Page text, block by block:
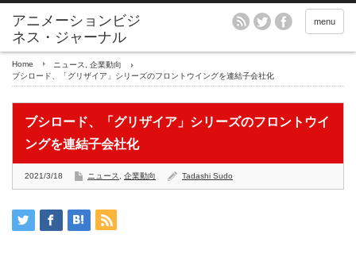
アニメーションビジ
ネス・ジャーナル
menu
Home ニュース
企業動向
ブシロード、「グリザイア」シリーズのフロントウイングを連結子会社化
ブシロード、「グリザイア」シリーズのフロントウイ
ングを連結子会社化
2021/3/18 ニュース 企業動向 Tadashi Sudo